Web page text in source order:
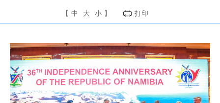
【 中 大 小 】 打印